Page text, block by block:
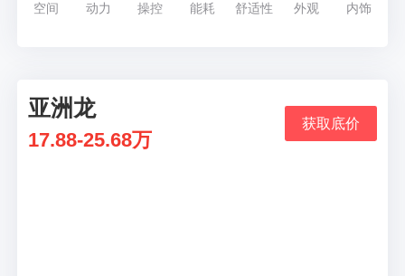
空间 动力 操控 能耗 舒适性 外观 内饰
04
亚洲龙
17.88-25.68万
获取底价